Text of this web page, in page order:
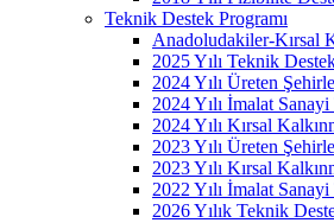
Teknik Destek Programı
Anadoludakiler-Kırsal
2025 Yılı Teknik
2024 Yılı Üreten
2024 Yılı İmalat
2024 Yılı Kırsal
2023 Yılı Üreten
2023 Yılı Kırsal
2022 Yılı İmalat
2026 Yılık Teknik